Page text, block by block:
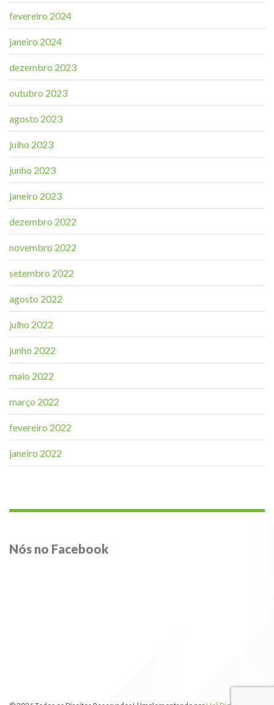
fevereiro 2024
janeiro 2024
dezembro 2023
outubro 2023
agosto 2023
julho 2023
junho 2023
janeiro 2023
dezembro 2022
novembro 2022
setembro 2022
agosto 2022
julho 2022
junho 2022
maio 2022
março 2022
fevereiro 2022
janeiro 2022
Nós no Facebook